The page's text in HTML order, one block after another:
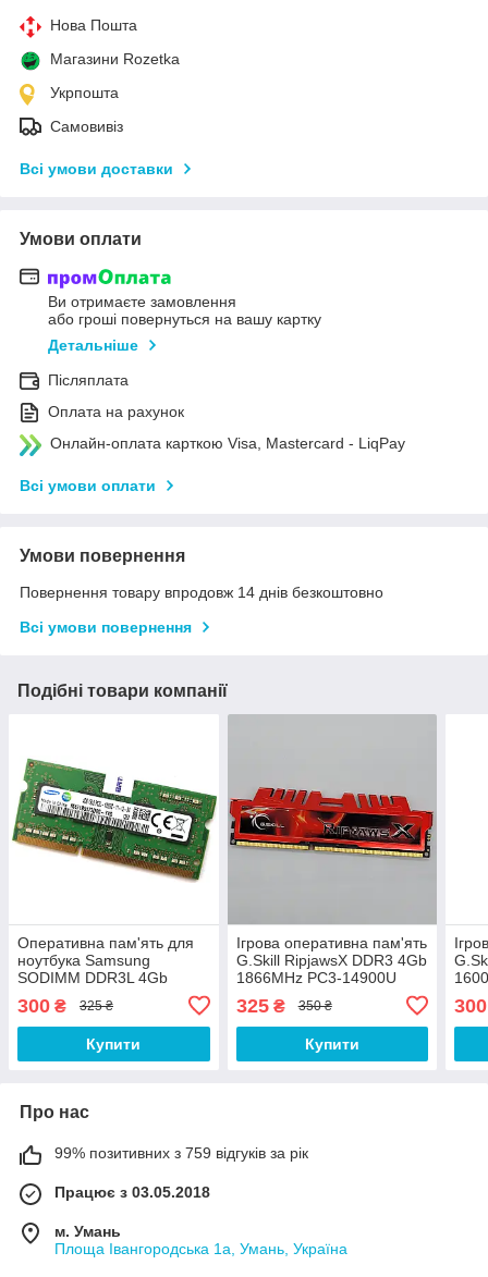
Нова Пошта
Магазини Rozetka
Укрпошта
Самовивіз
Всі умови доставки
Умови оплати
Ви отримаєте замовлення
або гроші повернуться на вашу картку
Детальніше
Післяплата
Оплата на рахунок
Онлайн-оплата карткою Visa, Mastercard - LiqPay
Всі умови оплати
Умови повернення
Повернення товару впродовж 14 днів безкоштовно
Всі умови повернення
Подібні товари компанії
Оперативна пам'ять для
ноутбука Samsung
SODIMM DDR3L 4Gb
1R8 CL11
(M471B5173DB0-YK0) Б/В
300 ₴ 325 ₴
Купити
Ігрова оперативна пам'ять
G.Skill RipjawsX DDR3 4Gb
1866MHz PC3-14900U
2R8 CL9 (F3-14900CL9S-
4GBXL) Б/В
325₴ 350 ₴
Купити
300
Про нас
99% позитивних з 759 відгуків за рік
Працює з 03.05.2018
м. Умань
Площа Івангородська 1а, Умань, Україна